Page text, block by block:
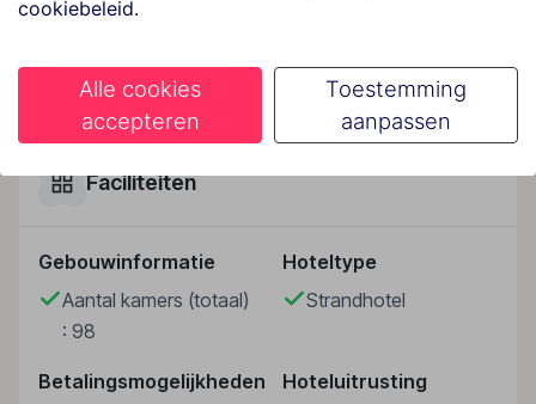
vragen behulpzaam. Het voorzieningenaanbod van
wisselkantoor. In de openbare ruimtes is Wi-Fi
verkrijgbaar. De tourdesk biedt ondersteuning bij het
boeken van excursies. Het hotel beschikt over
vrijetijdsbestedingen. Het hotel beschikt over
recreatie. Tot de overige voorzieningen van het
verblijf behoort een tv-ruimte. De gasten die met de
auto komen, kunnen in een garage of op de
voorzieningen bevinden zich een autoverhuur, een
Lees meer
Faciliteiten
Gebouwinformatie
Aantal kamers (totaal)
: 98
Hoteltype
Strandhotel
Betalingsmogelijkheden
Hoteluitrusting
cookiebeleid.
Alle cookies
accepteren
Toestemming
aanpassen